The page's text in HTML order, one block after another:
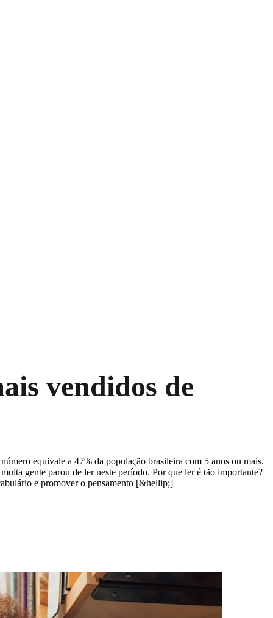
vendidos de
equivale a 47% da população brasileira com 5 anos ou mais.
gente parou de ler neste período. Por que ler é tão importante?
e promover o pensamento [&hellip;]